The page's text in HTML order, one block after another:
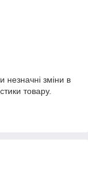
зміни в
товару.